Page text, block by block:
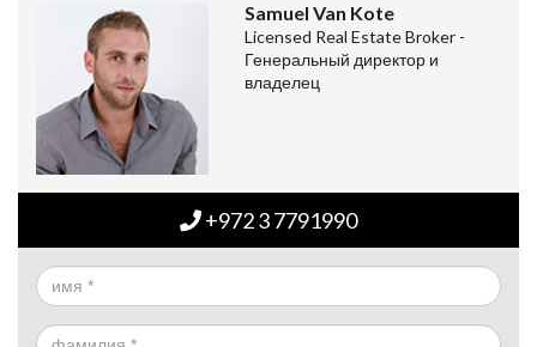
Samuel Van Kote
Licensed Real Estate Broker -
Генеральный директор и
владелец
+972 3 7791990